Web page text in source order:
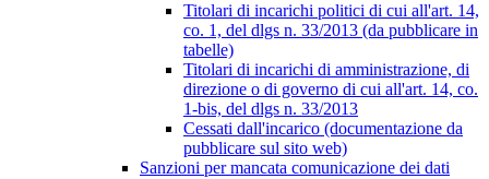
Titolari di incarichi politici di cui all'art. 14,
co. 1, del dlgs n. 33/2013 (da pubblicare in
tabelle)
Titolari di incarichi di amministrazione, di
direzione o di governo di cui all'art. 14, co.
1-bis, del dlgs n. 33/2013
Cessati dall'incarico (documentazione da
pubblicare sul sito web)
Sanzioni per mancata comunicazione dei dati